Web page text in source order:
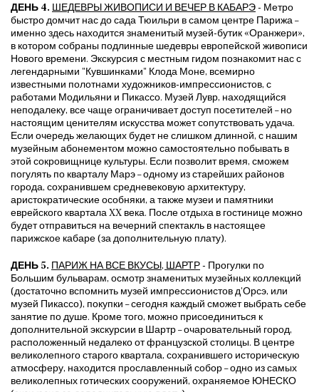
ДЕНЬ 4. ШЕДЕВРЫ ЖИВОПИСИ И ВЕЧЕР В КАБАРЭ- Метро
быстро домчит нас до сада Тюильри в самом центре Парижа –
именно здесь находится знаменитый музей-бутик «Оранжери»,
в котором собраны подлинные шедевры европейской живописи
Нового времени. Экскурсия с местным гидом познакомит нас с
легендарными "Кувшинками" Клода Моне, всемирно
известными полотнами художников-импрессионистов, с
работами Модильяни и Пикассо. Музей Лувр, находящийся
неподалеку, все чаще ограничивает доступ посетителей – но
настоящим ценителям искусства может сопутствовать удача.
Если очередь желающих будет не слишком длинной, с нашим
музейным абонементом можно самостоятельно побывать в
этой сокровищнице культуры. Если позволит время, сможем
погулять по кварталу Марэ – одному из старейших районов
города, сохранившем средневековую архитектуру,
аристократические особняки, а также музеи и памятники
еврейского квартала XX века. После отдыха в гостинице можно
будет отправиться на вечерний спектакль в настоящее
парижское кабаре (за дополнительную плату).
ДЕНЬ 5. ПАРИЖ НА ВСЕ ВКУСЫ, ШАРТР- Прогулки по
Большим бульварам, осмотр знаменитых музейных коллекций
(достаточно вспомнить музей импрессионистов д'Орсэ, или
музей Пикассо), покупки – сегодня каждый сможет выбрать себе
занятие по душе. Кроме того, можно присоединиться к
дополнительной экскурсии в Шартр – очаровательный город,
расположенный недалеко от французской столицы. В центре
великолепного старого квартала, сохранившего историческую
атмосферу, находится прославленный собор – одно из самых
великолепных готических сооружений, охраняемое ЮНЕСКО